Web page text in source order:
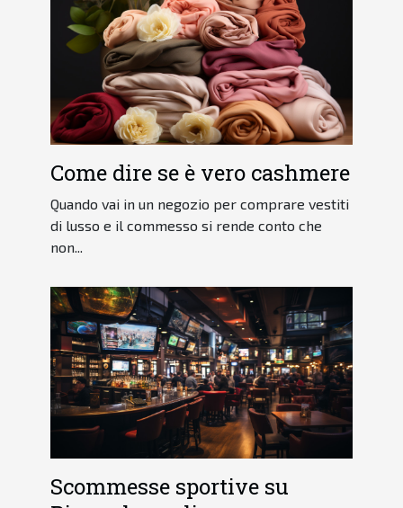
Come dire se è vero cashmere
Quando vai in un negozio per comprare vestiti
di lusso e il commesso si rende conto che
non...
Scommesse sportive su